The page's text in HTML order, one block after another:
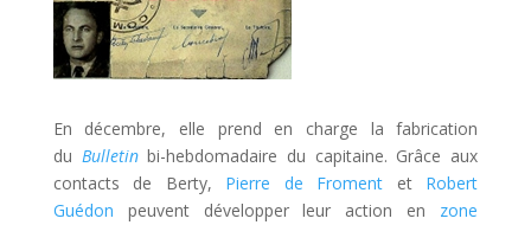
En décembre, elle prend en charge la fabrication
du Bulletinbi-hebdomadaire du capitaine. Grâce aux
contacts de Berty, Pierre de Froment et Robert
Guédon peuvent développer leur action en zone